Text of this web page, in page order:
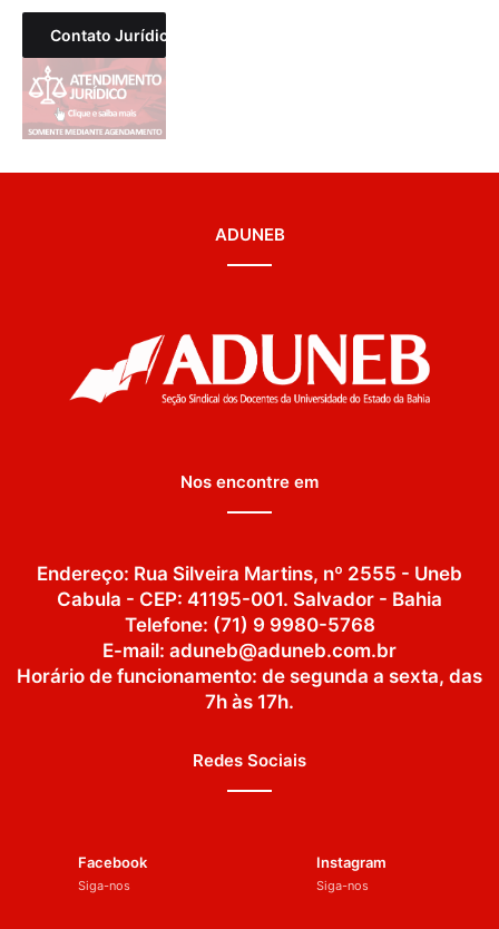
Contato Jurídico
ADUNEB
Nos encontre em
Endereço: Rua Silveira Martins, nº 2555 - Uneb
Cabula - CEP: 41195-001. Salvador - Bahia
Telefone: (71) 9 9980-5768
E-mail: aduneb@aduneb.com.br
Horário de funcionamento: de segunda a sexta, das
7h às 17h.
Redes Sociais
Facebook
Siga-nos
Instagram
Siga-nos